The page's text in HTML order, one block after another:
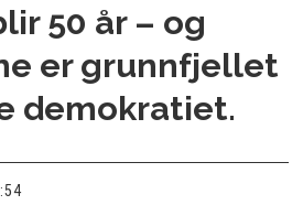
50 år – og
er grunnfjellet
demokratiet.